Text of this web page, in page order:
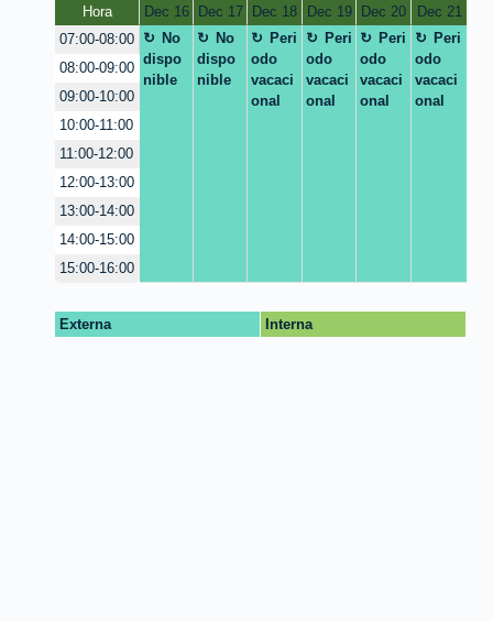
Hora
Dec 16
Dec 17
Dec 18
Dec 19
Dec 20
Dec 21
07:00-08:00
No
dispo
nible
No
dispo
nible
Peri
odo
vacaci
onal
Peri
odo
vacaci
onal
Peri
odo
vacaci
onal
Peri
odo
vacaci
onal
08:00-09:00
09:00-10:00
10:00-11:00
11:00-12:00
12:00-13:00
13:00-14:00
14:00-15:00
15:00-16:00
Externa Interna